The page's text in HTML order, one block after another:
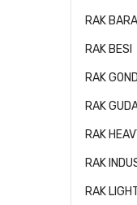
RAK
RAK BESI
RAK
RAK
RAK
RAK
RAK